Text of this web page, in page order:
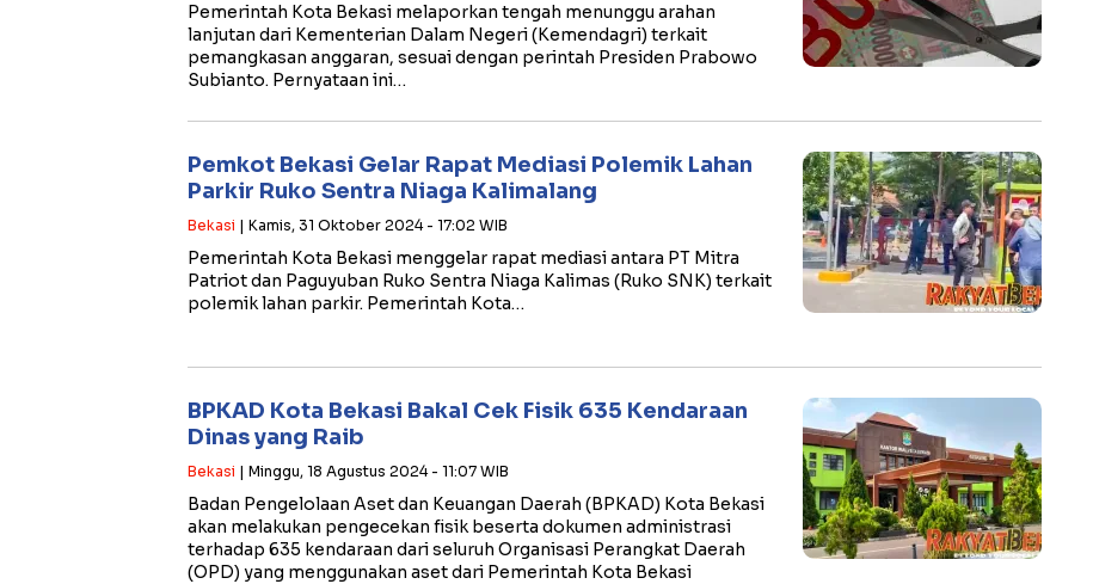
Pemerintah Kota Bekasi melaporkan tengah menunggu arahan
lanjutan dari Kementerian Dalam Negeri (Kemendagri) terkait
pemangkasan anggaran, sesuai dengan perintah Presiden Prabowo
Subianto. Pernyataan ini…
Pemkot Bekasi Gelar Rapat Mediasi Polemik Lahan
Parkir Ruko Sentra Niaga Kalimalang
Bekasi | Kamis, 31 Oktober 2024 - 17:02 WIB
Pemerintah Kota Bekasi menggelar rapat mediasi antara PT Mitra
Patriot dan Paguyuban Ruko Sentra Niaga Kalimas (Ruko SNK) terkait
polemik lahan parkir. Pemerintah Kota…
BPKAD Kota Bekasi Bakal Cek Fisik 635 Kendaraan
Dinas yang Raib
Bekasi | Minggu, 18 Agustus 2024 - 11:07 WIB
Badan Pengelolaan Aset dan Keuangan Daerah (BPKAD) Kota Bekasi
akan melakukan pengecekan fisik beserta dokumen administrasi
terhadap 635 kendaraan dari seluruh Organisasi Perangkat Daerah
(OPD) yang menggunakan aset dari Pemerintah Kota Bekasi